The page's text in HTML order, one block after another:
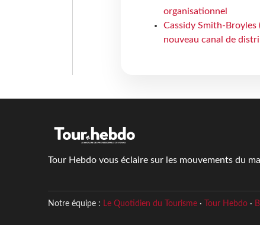
organisationnel
Cassidy Smith-Broyles
nouveau canal de
Tour Hebdo vous éclaire sur les mouvements du
Notre équipe : Le Quotidien du Tourisme· Tour Hebdo·